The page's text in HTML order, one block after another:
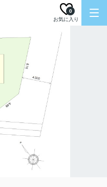
お気に入り
0